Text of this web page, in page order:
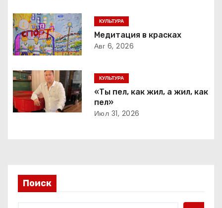
ц
и
я
п
о
з
и
с
КУЛЬТУРА
Медитация в красках
Авг 6, 2026
КУЛЬТУРА
«Ты пел, как жил, а жил, как
пел»
Июл 31, 2026
Поиск